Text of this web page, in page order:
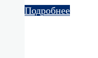
Подробнее